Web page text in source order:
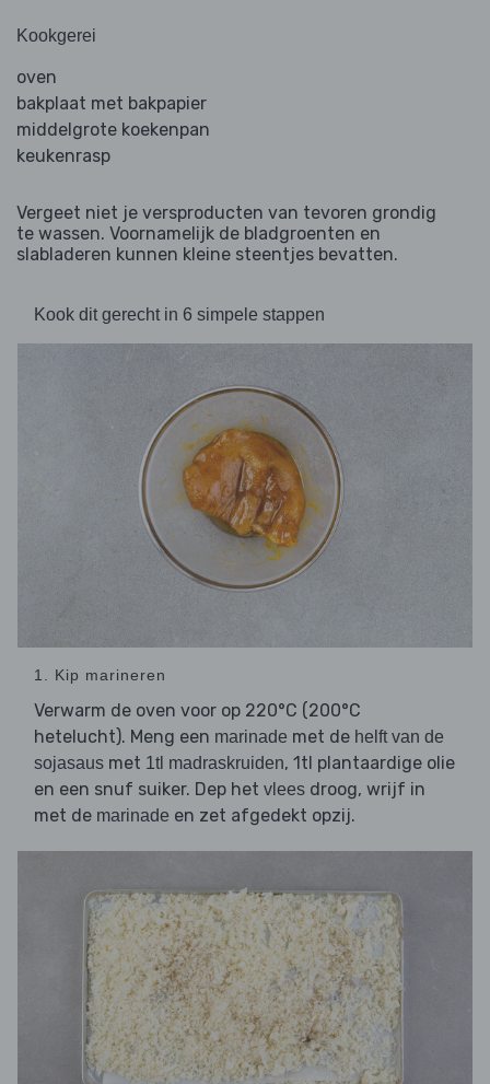
Kookgerei
oven
bakplaat met bakpapier
middelgrote koekenpan
keukenrasp
Vergeet niet je versproducten van tevoren grondig
te wassen. Voornamelijk de bladgroenten en
slabladeren kunnen kleine steentjes bevatten.
Kook dit gerecht in 6 simpele stappen
1. Kip marineren
Verwarm de oven voor op 220°C (200°C
hetelucht). Meng een marinade met de helft van de
sojasaus met 1tl madraskruiden, 1tl plantaardige olie
en een snuf suiker. Dep het vlees droog, wrijf in
met de marinade en zet afgedekt opzij.